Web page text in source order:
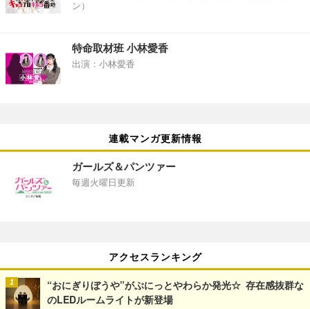
ン）
特命取材班 小林愛香
出演：小林愛香
連載マンガ更新情報
ガールズ＆パンツァー
毎週火曜日更新
アクセスランキング
“おにぎりぼうや”がぷにっとやわらか発光☆ 存在感抜群な
のLEDルームライトが新登場